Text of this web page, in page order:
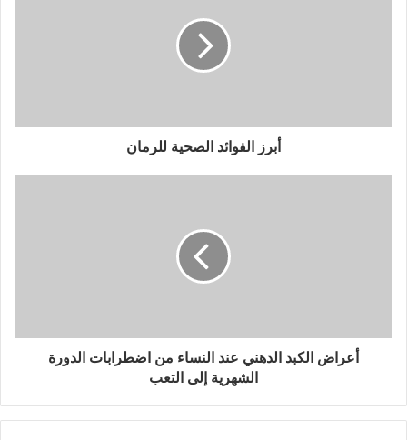
أبرز الفوائد الصحية للرمان
أعراض الكبد الدهني عند النساء من اضطرابات الدورة
الشهرية إلى التعب